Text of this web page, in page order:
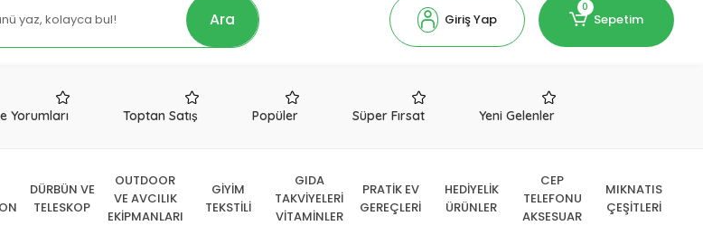
Ara Giriş Yap
0
Sepetim
Yorumları Toptan Satış Popüler Süper Fırsat Yeni Gelenler
DÜRBÜN VE
TELESKOP
OUTDOOR
VE AVCILIK
EKİPMANLARI
GİYİM
TEKSTİLİ
GIDA
TAKVİYELERİ
VİTAMİNLER
PRATİK EV
GEREÇLERİ
HEDİYELİK
ÜRÜNLER
CEP
TELEFONU
AKSESUAR
MIKNATIS
ÇEŞİTLERİ